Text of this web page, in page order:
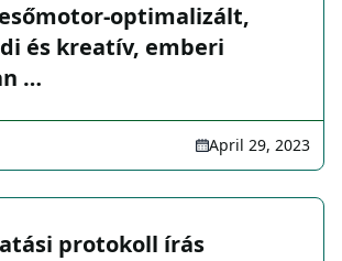
optimalizált,
és kreatív, emberi
…
April 29, 2023
protokoll írás